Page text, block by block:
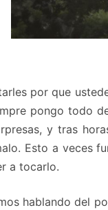
por que
pongo todo
y tras
Esto a veces
a tocarlo.
hablando del